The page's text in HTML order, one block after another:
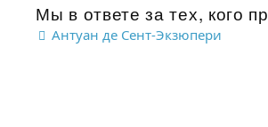
Мы в ответе за тех, кого
Антуан де Сент-Экзюпери